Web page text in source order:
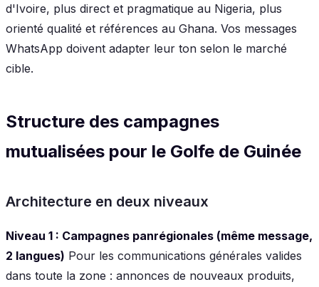
d'Ivoire, plus direct et pragmatique au Nigeria, plus
orienté qualité et références au Ghana. Vos messages
WhatsApp doivent adapter leur ton selon le marché
cible.
Structure des campagnes
mutualisées pour le Golfe de Guinée
Architecture en deux niveaux
Niveau 1 : Campagnes panrégionales (même message,
2 langues) Pour les communications générales valides
dans toute la zone : annonces de nouveaux produits,